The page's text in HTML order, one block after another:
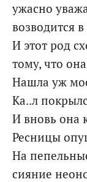
ужасно
возводится
И этот род
тому, что
Нашла уж
Ка..л
И вновь она
Ресницы
На
сияние